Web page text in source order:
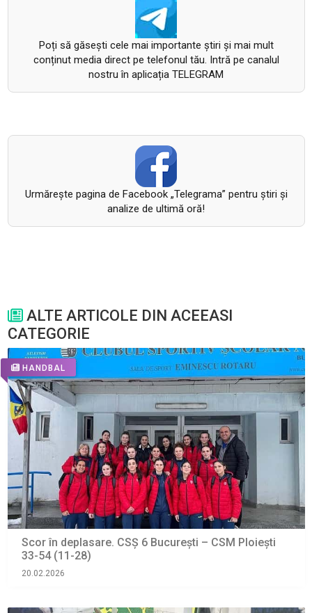
Poți să găsești cele mai importante știri și mai mult
conținut media direct pe telefonul tău. Intră pe canalul
nostru în aplicația TELEGRAM
Urmăreşte pagina de Facebook „Telegrama” pentru ştiri şi
analize de ultimă oră!
ALTE ARTICOLE DIN ACEEASI
CATEGORIE
HANDBAL
Scor în deplasare. CSŞ 6 Bucureşti – CSM Ploieşti
33-54 (11-28)
20.02.2026